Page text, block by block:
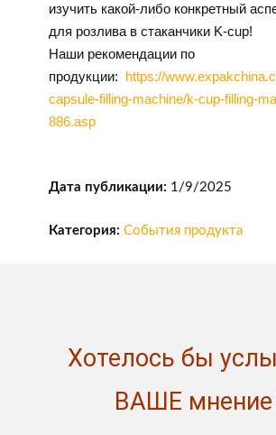
изучить какой-либо конкретный
для розлива в стаканчики K-cup!
Наши рекомендации по
продукции: https://
capsule-filling-machine/k-cup-filling-
886.asp
Дата публикации: 1/9/2025
Категория: События продукта
Хотелось бы
ВАШЕ мнение